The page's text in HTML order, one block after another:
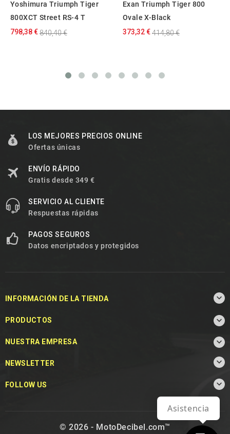
Yoshimura Triumph Tiger
800XCT Street RS-4 T
798,38 €840,40 €
Exan Triumph Tiger 800
Ovale X-Black
373,32 €414,80 €
LOS MEJORES PRECIOS ONLINE
Ofertas únicas
ENVÍO RÁPIDO
Gratis desde 349 €
SERVICIO AL CLIENTE
Respuestas rápidas
PAGOS SEGUROS
Datos encriptados y protegidos
INFORMACIÓN DE LA TIENDA 
PRODUCTOS 
NUESTRA EMPRESA 
NEWSLETTER 
FOLLOW US 
© 2026 - MotoDecibel.com™
Asistencia